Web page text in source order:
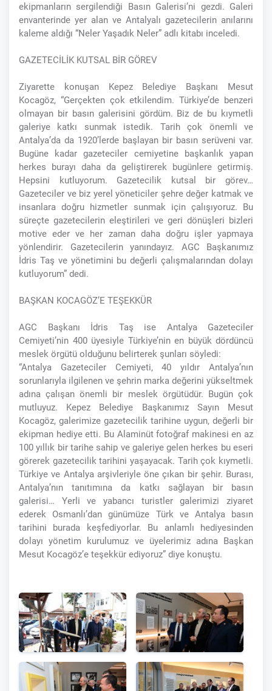
ekipmanların sergilendiği Basın Galerisi’ni gezdi. Galeri
envanterinde yer alan ve Antalyalı gazetecilerin anılarını
kaleme aldığı “Neler Yaşadık Neler” adlı kitabı inceledi.
GAZETECİLİK KUTSAL BİR GÖREV
Ziyarette konuşan Kepez Belediye Başkanı Mesut
Kocagöz, “Gerçekten çok etkilendim. Türkiye’de benzeri
olmayan bir basın galerisini gördüm. Biz de bu kıymetli
galeriye katkı sunmak istedik. Tarih çok önemli ve
Antalya’da da 1920’lerde başlayan bir basın serüveni var.
Bugüne kadar gazeteciler cemiyetine başkanlık yapan
herkes burayı daha da geliştirerek bugünlere getirmiş.
Hepsini kutluyorum. Gazetecilik kutsal bir görev…
Gazeteciler ve biz yerel yöneticiler şehre değer katmak ve
insanlara doğru hizmetler sunmak için çalışıyoruz. Bu
süreçte gazetecilerin eleştirileri ve geri dönüşleri bizleri
motive eder ve her zaman daha doğru işler yapmaya
yönlendirir. Gazetecilerin yanındayız. AGC Başkanımız
İdris Taş ve yönetimini bu değerli çalışmalarından dolayı
kutluyorum” dedi.
BAŞKAN KOCAGÖZ’E TEŞEKKÜR
AGC Başkanı İdris Taş ise Antalya Gazeteciler
Cemiyeti’nin 400 üyesiyle Türkiye’nin en büyük dördüncü
meslek örgütü olduğunu belirterek şunları söyledi:
“Antalya Gazeteciler Cemiyeti, 40 yıldır Antalya’nın
sorunlarıyla ilgilenen ve şehrin marka değerini yükseltmek
adına çalışan önemli bir meslek örgütüdür. Bugün çok
mutluyuz. Kepez Belediye Başkanımız Sayın Mesut
Kocagöz, galerimize gazetecilik tarihine uygun, değerli bir
ekipman hediye etti. Bu Alaminüt fotoğraf makinesi en az
100 yıllık bir tarihe sahip ve galeriye gelen herkes bu eseri
görerek gazetecilik tarihini yaşayacak. Tarih çok kıymetli.
Türkiye ve Antalya arşivleriyle öne çıkan bir şehir. Burası,
Antalya’nın tanıtımına da katkı sağlayan bir basın
galerisi… Yerli ve yabancı turistler galerimizi ziyaret
ederek Osmanlı’dan günümüze Türk ve Antalya basın
tarihini burada keşfediyorlar. Bu anlamlı hediyesinden
dolayı yönetim kurulumuz ve üyelerimiz adına Başkan
Mesut Kocagöz’e teşekkür ediyoruz” diye konuştu.